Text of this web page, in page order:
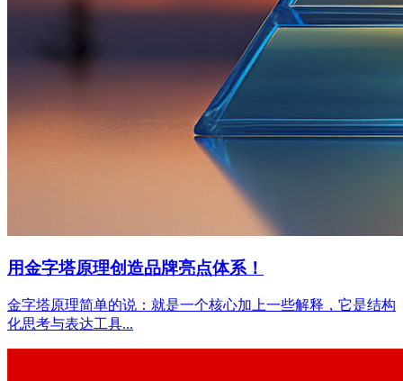
用金字塔原理创造品牌亮点体系！
金字塔原理简单的说：就是一个核心加上一些解释，它是结构
化思考与表达工具...